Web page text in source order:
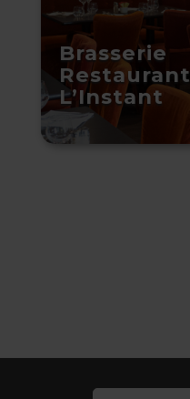
Brasserie
Restaurant
L’Instant